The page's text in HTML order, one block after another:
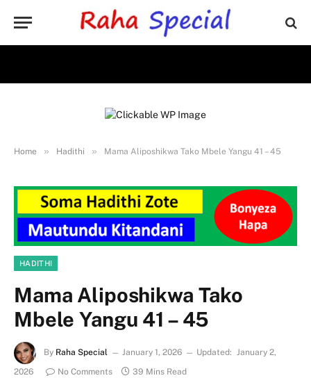
Home » Hadithi » Mama Aliposhikwa Tako Mbele Yangu 41 – 45
HADITHI
Mama Aliposhikwa Tako
Mbele Yangu 41 – 45
By Raha Special January 1, 2026 Updated: January 2,
2026
No Comments 39 Mins Read